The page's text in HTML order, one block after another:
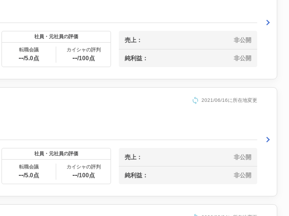
社員・元社員の評価
転職会議
--/5.0点
カイシャの評判
--/100点
売上： 非公開
純利益： 非公開
2021/06/16に所在地変更
社員・元社員の評価
転職会議
--/5.0点
カイシャの評判
--/100点
売上： 非公開
純利益： 非公開